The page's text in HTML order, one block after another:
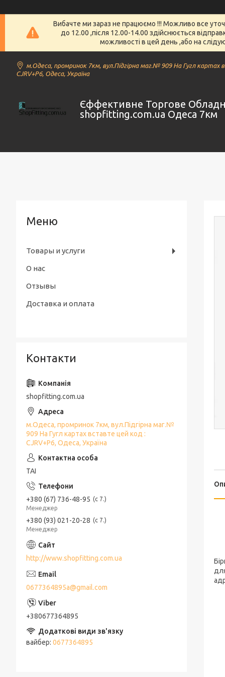
Вибачте ми зараз не працюємо !!! Можливо все
до 12.00 ,після 12.00-14.00 здійснюється
можливості в цей день ,або на
м.Одеса, промринок 7км, вул.Підгірна маг.№ 909 На Гугл картах
CJRV+P6, Одеса, Україна
Єффективне Торгове
shopfitting.com.ua Одеса 7км
Товары и услуги
О нас
Отзывы
Доставка и оплата
Контакти
shopfitting.com.ua
м.Одеса, промринок 7км, вул.Підгірна маг.№
909 На Гугл картах вставте цей код :
CJRV+P6, Одеса, Україна
ТАІ
+380 (67) 736-48-95
с 7.
Менеджер
+380 (93) 021-20-28
с 7.
Менеджер
http://www.shopfitting.com.ua
0677364895a@gmail.com
+380677364895
вайбер 0677364895